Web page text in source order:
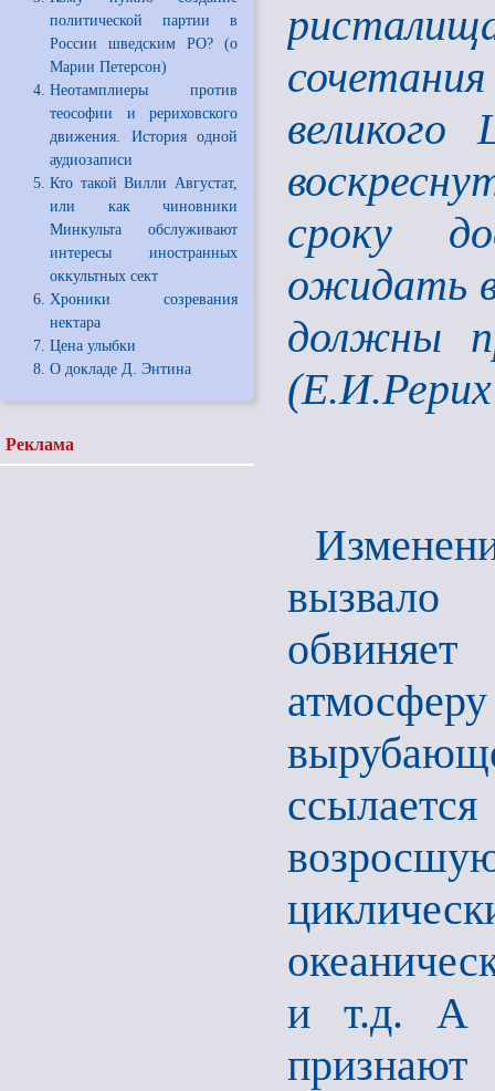
политической партии в
России шведским РО? (о
Марии Петерсон)
Неотамплиеры против
теософии и рериховского
движения. История одной
аудиозаписи
Кто такой Вилли Августат,
или как чиновники
Минкульта обслуживают
интересы иностранных
оккультных сект
Хроники созревания
нектара
Цена улыбки
О докладе Д. Энтина
Реклама
великого
сроку
ожидать
должны
вызвало
и т.д. А